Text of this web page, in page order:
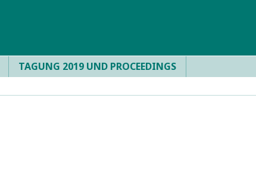
TAGUNG 2019 UND PROCEEDINGS